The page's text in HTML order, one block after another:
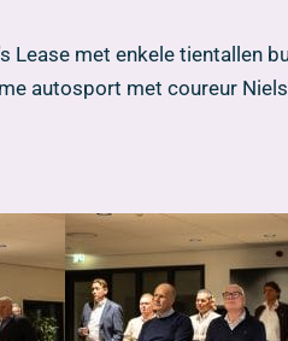
Lease met enkele tientallen
autosport met coureur